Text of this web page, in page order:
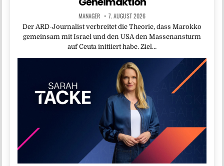
MANAGER 7. AUGUST 2026
Der ARD-Journalist verbreitet die Theorie, dass Marokko
gemeinsam mit Israel und den USA den Massenansturm
auf Ceuta initiiert habe. Ziel…